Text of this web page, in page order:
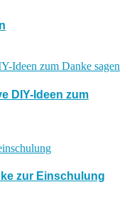
DIY-Ideen zum
zur Einschulung